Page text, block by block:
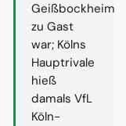
Geißbockheim
zu Gast
war; Kölns
Hauptrivale
hieß
damals VfL
Köln-